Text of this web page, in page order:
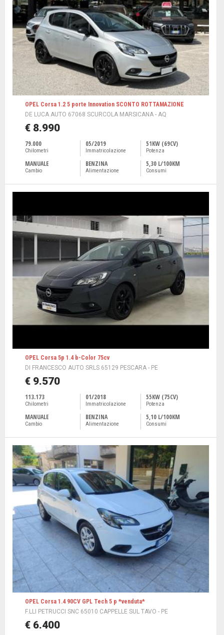
OPEL Corsa 1.2 5 porte Innovation SCONTO ROTTAMAZIONE
DE LUCA AUTO 67068 SCURCOLA MARSICANA - AQ
€ 8.990
79.000
Chilometri
05/2019
Immatricolazione
51KW (69CV)
Potenza
MANUALE
Cambio
BENZINA
Alimentazione
5,30 L/100KM
Consumi
OPEL Corsa 5p 1.4 b-Color 75cv
DI FRANCESCO AUTO SRLS 65129 PESCARA - PE
€ 9.570
113.173
Chilometri
01/2018
Immatricolazione
55KW (75CV)
Potenza
MANUALE
Cambio
BENZINA
Alimentazione
5,10 L/100KM
Consumi
OPEL Corsa 1.4 90CV GPL Tech 5 p *venduta*
F.LLI PETRUCCI SNC 65010 CAPPELLE SUL TAVO - PE
€ 6.400